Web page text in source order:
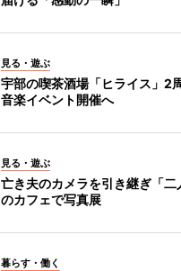
見る・遊ぶ
宇部の喫茶酒場「ヒライス」
音楽イベント開催へ
見る・遊ぶ
亡き夫のカメラを引き継ぎ「
のカフェで写真展
暮らす・働く